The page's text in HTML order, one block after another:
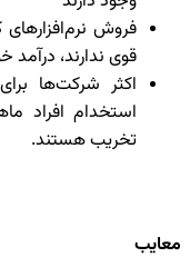
فروش
قوی ندارند، درآمد
اکثر شرکت‌ها
استخدام افراد
تخریب هستند.
معایب